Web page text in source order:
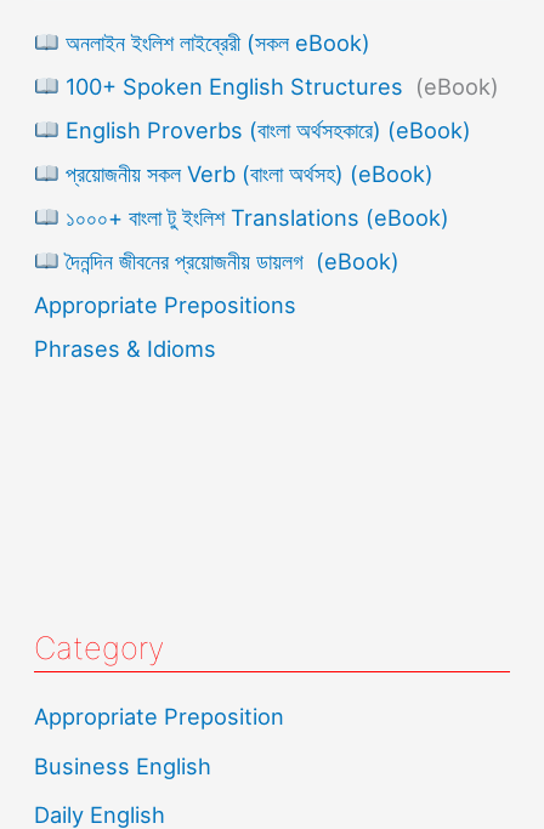
অনলাইন ইংলিশ লাইব্রেরী (সকল eBook)
100+ Spoken English Structures (eBook)
English Proverbs (বাংলা অর্থসহকারে) (eBook)
প্রয়োজনীয় সকল Verb (বাংলা অর্থসহ) (eBook)
১০০০+ বাংলা টু ইংলিশ Translations (eBook)
দৈনন্দিন জীবনের প্রয়োজনীয় ডায়লগ (eBook)
Appropriate Prepositions
Phrases & Idioms
Category
Appropriate Preposition
Business English
Daily English